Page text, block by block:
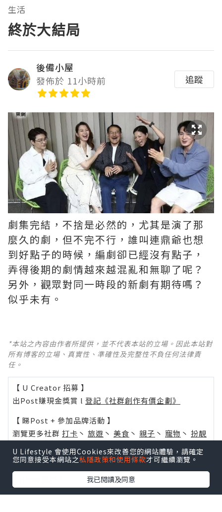
生活
終於大結局
後備小屋
發佈於 11小時前
追蹤
劇集完結，不捨是必然的，尤其是演了那
麼久的劇，但不完不行，誰叫連鼎爺也想
到好點子的時候，編劇卻已經沒有點子，
弄得後期的劇情越來越混亂和無聊了呢？ ​​​
另外，觀眾對同一時段的新劇有期待嗎？
似乎未有。
*本站之內容由作者所提供，並不代表本站的立場。因此本站對
所有博客的立場、真實性、準確性及完整性不負任何法律責
任。
【 U Creator 招募 】
出Post賺現金獎賞 l 登記《社群創作有價企劃》
【 睇Post + 參加品牌活動 】
瀏覽更多社群 打卡 丶 旅遊 丶 美食 丶 親子 丶 寵物 丶 扮靚
活動情報
U Blog開咗WhatsApp啦！發掘更多吃喝玩樂資訊！
U Lifestyle 會使用Cookies來改善您的網站體驗，請確定
您同意接受本網站之私隱政策和使用條款才可繼續瀏覽。
我已閱讀及同意